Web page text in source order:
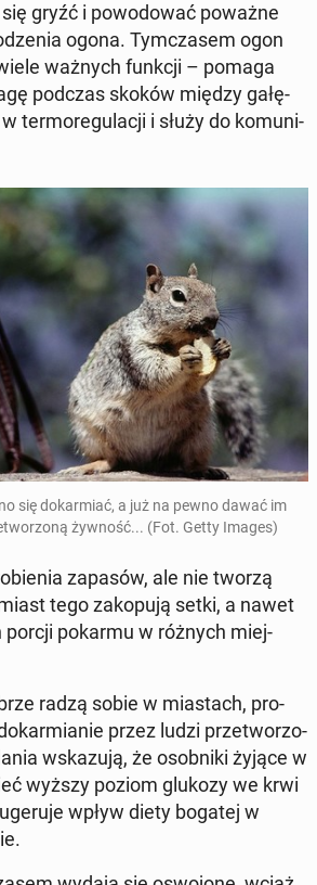
gryźć i po­wo­do­wać poważne
ogona. Tym­cza­sem ogon
ważnych funkcji – pomaga
podczas skoków między ga­łę­
ter­mo­re­gu­la­cji i służy do ko­mu­ni­
się do­kar­miać, a już na pewno dawać im
żywność... (Fot. Getty Images)
zapasów, ale nie tworzą
tego za­ko­pu­ją setki, a nawet
porcji pokarmu w różnych miej­
radzą sobie w mia­stach, pro­
przez ludzi prze­two­rzo­
wska­zu­ją, że osob­ni­ki żyjące w
wyższy poziom glukozy we krwi
wpływ diety bogatej w